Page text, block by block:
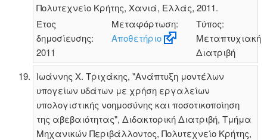
Πολυτεχνείο Κρήτης, Χανιά, Ελλάς, 2011.
Έτος
δημοσίευσης:
2011
Μεταφόρτωση:
Αποθετήριο
Τύπος:
Μεταπτυχιακή
Διατριβή
Ιωάννης Χ. Τριχάκης, "Ανάπτυξη μοντέλων
υπογείων υδάτων με χρήση εργαλείων
υπολογιστικής νοημοσύνης και ποσοτικοποίηση
της αβεβαιότητας", Διδακτορική Διατριβή, Τμήμα
Μηχανικών Περιβάλλοντος, Πολυτεχνείο Κρήτης,